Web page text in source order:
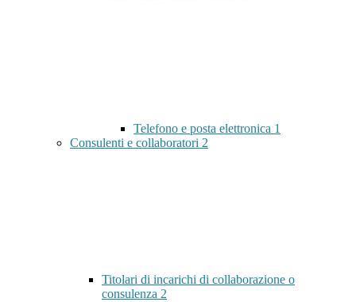
Telefono e posta elettronica 1
Consulenti e collaboratori 2
Titolari di incarichi di collaborazione o
consulenza 2